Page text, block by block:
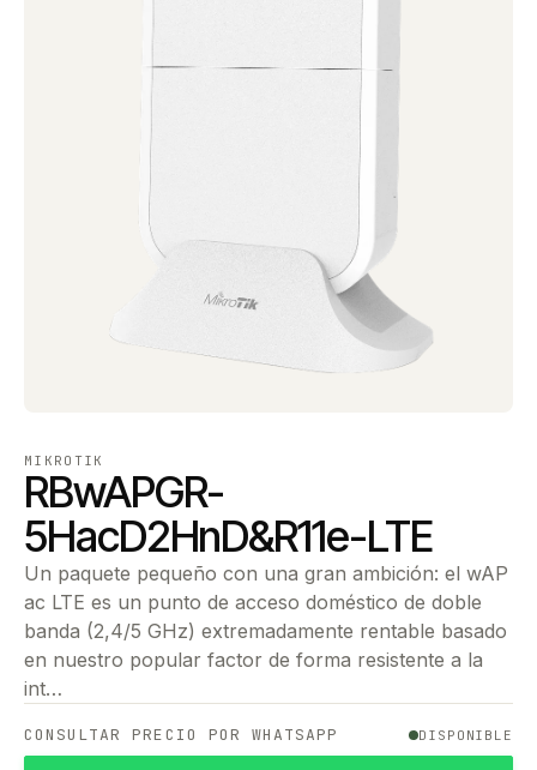
MIKROTIK
RBwAPGR-
5HacD2HnD&R11e-LTE
Un paquete pequeño con una gran ambición: el wAP
ac LTE es un punto de acceso doméstico de doble
banda (2,4/5 GHz) extremadamente rentable basado
en nuestro popular factor de forma resistente a la
int…
CONSULTAR PRECIO POR WHATSAPP DISPONIBLE